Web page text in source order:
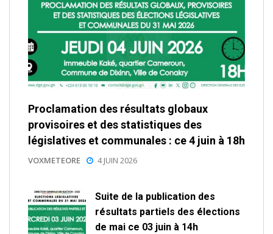
Proclamation des résultats globaux
provisoires et des statistiques des
législatives et communales : ce 4 juin à 18h
VOXMETEORE 4 JUIN 2026
Suite de la publication des
résultats partiels des élections
de mai ce 03 juin à 14h